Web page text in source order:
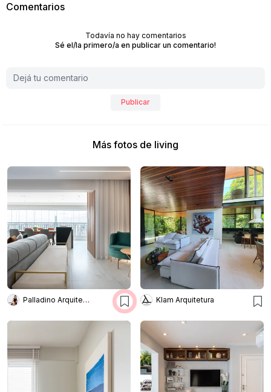
Comentarios
Todavía no hay comentarios
Sé el/la primero/a en publicar un comentario!
Publicar
Más fotos de living
Palladino Arquitetura Klam Arquitetura